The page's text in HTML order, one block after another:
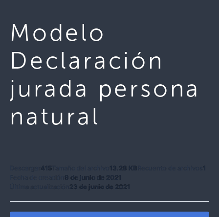
Modelo
Declaración
jurada persona
natural
415 13.28 KB
1
9 de junio de 2021
23 de junio de 2021